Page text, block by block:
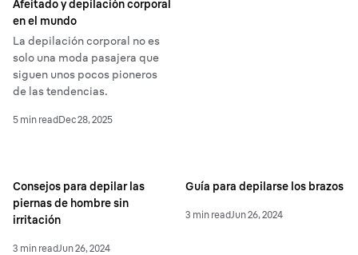
Afeitado y depilación corporal
en el mundo
La depilación corporal no es
solo una moda pasajera que
siguen unos pocos pioneros
de las tendencias.
5 min readDec 28, 2025
Consejos para depilar las
piernas de hombre sin
irritación
3 min readJun 26, 2024
Guía para depilarse los brazos
3 min readJun 26, 2024